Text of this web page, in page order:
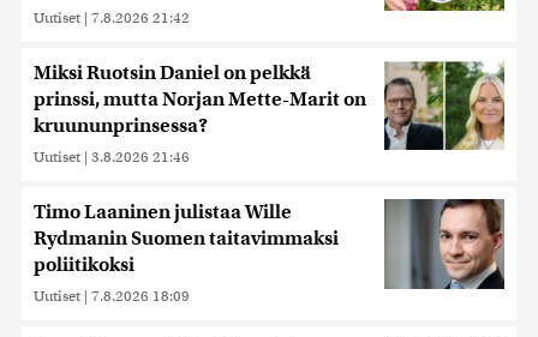
Uutiset | 7.8.2026 21:42
Miksi Ruotsin Daniel on pelkkä
prinssi, mutta Norjan Mette-Marit on
kruununprinsessa?
Uutiset | 3.8.2026 21:46
Timo Laaninen julistaa Wille
Rydmanin Suomen taitavimmaksi
poliitikoksi
Uutiset | 7.8.2026 18:09